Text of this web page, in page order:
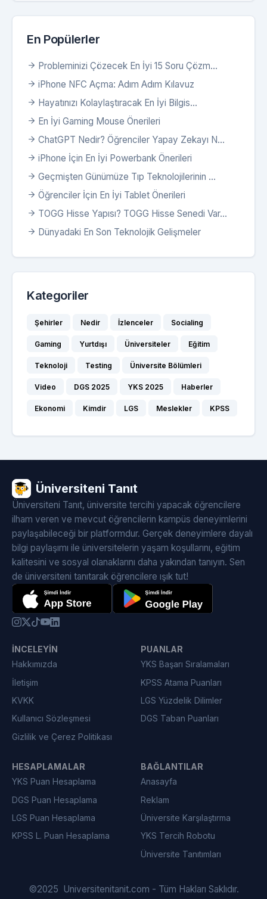
En Popülerler
Probleminizi Çözecek En İyi 15 Soru Çözm...
iPhone NFC Açma: Adım Adım Kılavuz
Hayatınızı Kolaylaştıracak En İyi Bilgis...
En İyi Gaming Mouse Önerileri
ChatGPT Nedir? Öğrenciler Yapay Zekayı N...
iPhone İçin En İyi Powerbank Önerileri
Geçmişten Günümüze Tıp Teknolojilerinin ...
Öğrenciler İçin En İyi Tablet Önerileri
TOGG Hisse Yapısı? TOGG Hisse Senedi Var...
Dünyadaki En Son Teknolojik Gelişmeler
Kategoriler
Şehirler Nedir İzlenceler Socialing
Gaming Yurtdışı Üniversiteler Eğitim
Teknoloji Testing Üniversite Bölümleri
Video DGS 2025 YKS 2025 Haberler
Ekonomi Kimdir LGS Meslekler KPSS
Üniversiteni Tanıt
Üniversiteni Tanıt, üniversite tercihi yapacak öğrencilere
ilham veren ve mevcut öğrencilerin kampüs deneyimlerini
paylaşabileceği bir platformdur. Gerçek deneyimlere dayalı
bilgi paylaşımı ile üniversitelerin yaşam koşullarını, eğitim
kalitesini ve sosyal olanaklarını daha yakından tanıyın. Sen
de üniversiteni tanıtarak öğrencilere ışık tut!
İNCELEYIN
Hakkımızda
İletişim
KVKK
Kullanıcı Sözleşmesi
Gizlilik ve Çerez Politikası
PUANLAR
YKS Başarı Sıralamaları
KPSS Atama Puanları
LGS Yüzdelik Dilimler
DGS Taban Puanları
HESAPLAMALAR
YKS Puan Hesaplama
DGS Puan Hesaplama
LGS Puan Hesaplama
KPSS L. Puan Hesaplama
BAĞLANTILAR
Anasayfa
Reklam
Üniversite Karşılaştırma
YKS Tercih Robotu
Üniversite Tanıtımları
©2025 Universitenitanit.com - Tüm Hakları Saklıdır.